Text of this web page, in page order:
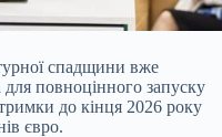
спадщини вже
для повноцінного запуску
до кінця 2026 року
євро.